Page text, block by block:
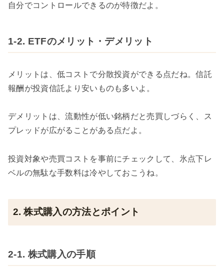
自分でコントロールできるのが特徴だよ。
1-2. ETFのメリット・デメリット
メリットは、低コストで分散投資ができる点だね。信託
報酬が投資信託より安いものも多いよ。
デメリットは、流動性が低い銘柄だと売買しづらく、ス
プレッドが広がることがある点だよ。
投資対象や売買コストを事前にチェックして、氷点下レ
ベルの無駄な手数料は冷やしておこうね。
2. 株式購入の方法とポイント
2-1. 株式購入の手順